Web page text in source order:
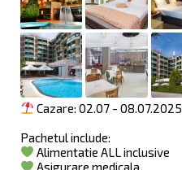
Cazare: 02.07 - 08.07.2025
Pachetul include:
Alimentatie ALL inclusive
Asigurare medicala